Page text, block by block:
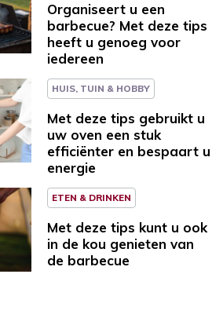
Organiseert u een
barbecue? Met deze tips
heeft u genoeg voor
iedereen
HUIS, TUIN & HOBBY
Met deze tips gebruikt u
uw oven een stuk
efficiënter en bespaart u
energie
ETEN & DRINKEN
Met deze tips kunt u ook
in de kou genieten van
de barbecue